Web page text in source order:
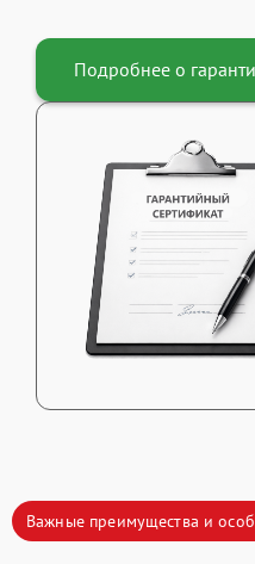
Подробнее о
Важные преимущества и